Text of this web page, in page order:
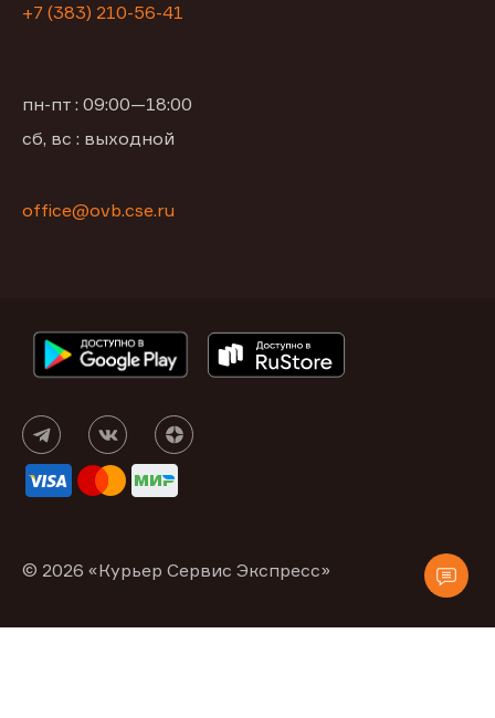
+7 (383) 210-56-41
пн-пт : 09:00—18:00
сб, вс : выходной
office@ovb.cse.ru
© 2026 «Курьер Сервис Экспресс»